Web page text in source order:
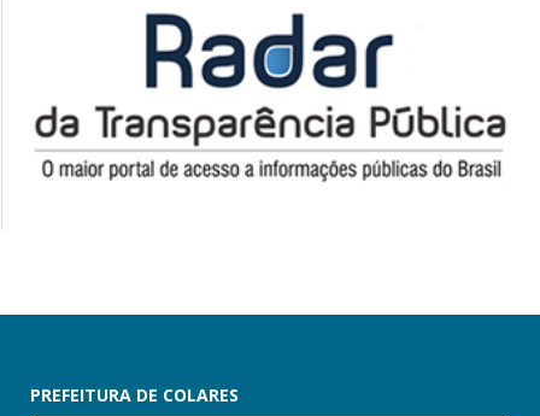
PREFEITURA DE COLARES